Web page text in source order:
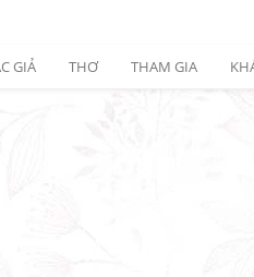
GIẢ THƠ THAM GIA